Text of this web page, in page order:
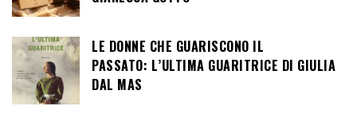
LE DONNE CHE GUARISCONO IL
PASSATO: L’ULTIMA GUARITRICE DI GIULIA
DAL MAS